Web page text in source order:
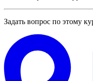
Задать вопрос по этому